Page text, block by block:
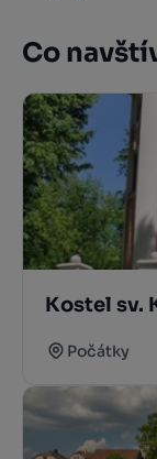
Co
Kostel sv.
Počátky